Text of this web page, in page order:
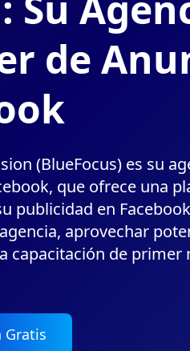
de
(BlueFocus) es su
que ofrece una
publicidad en
aprovechar
capacitación de primer
Gratis